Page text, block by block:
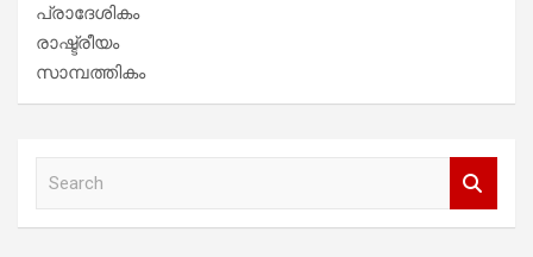
പ്രാദേശികം
രാഷ്ട്രീയം
സാമ്പത്തികം